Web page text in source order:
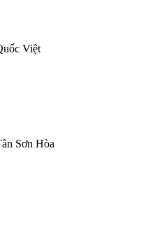
Việt
Sơn Hòa